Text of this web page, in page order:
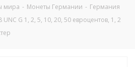
мира - Монеты Германии - Германия
G 1, 2, 5, 10, 20, 50 евроцентов, 1, 2